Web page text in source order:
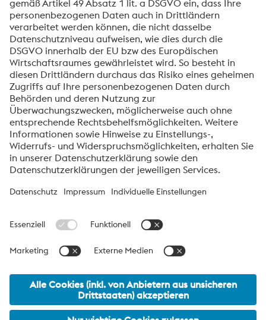
Additive Manufacturing
Über voestalpine BÖHLER Edelstahl
ist auf die Produktion und Verarbeitung von
fokussiert. Die Division ist globaler Marktführer bei Werkzeugstahl
und einer der führenden Anbieter von anderen Produkten aus
Bereiche Automobil, Öl- und Gasexploration, Maschinenbau
sowie die Konsumgüterindustrie und die Luftfahrt.
voestalpine Group Navigation